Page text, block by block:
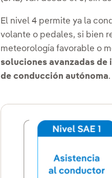
El nivel 4 permite ya la
volante o pedales, si bien
meteorología favorable o
soluciones avanzadas
de conducción autónoma.